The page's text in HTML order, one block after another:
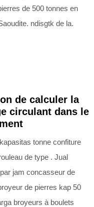
de 500 tonnes en
ndisgtk de la.
de calculer la
circulant dans le
tonne confiture
de type . Jual
jam concasseur de
de pierres kap 50
broyeurs à boulets